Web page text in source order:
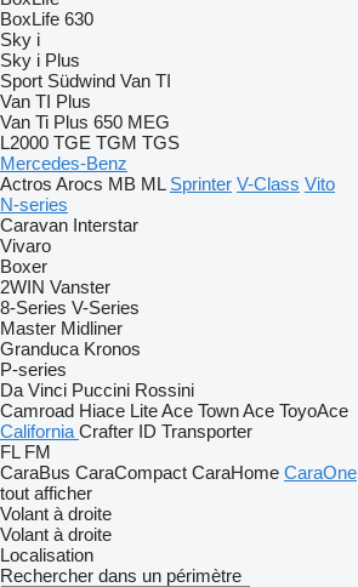
BoxLife 630
Sky i
Sky i Plus
Sport Südwind Van TI
Van TI Plus
Van Ti Plus 650 MEG
L2000 TGE TGM TGS
Mercedes-Benz
Actros Arocs MB ML Sprinter V-Class Vito
N-series
Caravan Interstar
Vivaro
Boxer
2WIN Vanster
8-Series V-Series
Master Midliner
Granduca Kronos
P-series
Da Vinci Puccini Rossini
Camroad Hiace Lite Ace Town Ace ToyoAce
California Crafter ID Transporter
FL FM
CaraBus CaraCompact CaraHome CaraOne
tout afficher
Volant à droite
Volant à droite
Localisation
Rechercher dans un périmètre